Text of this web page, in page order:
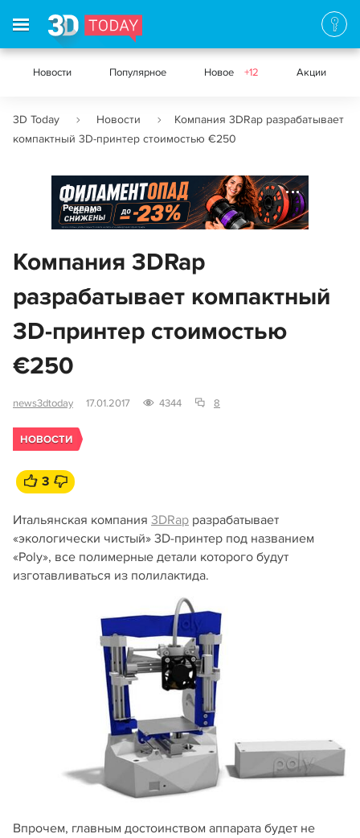
Новости Популярное Новое +12 Акции
3D Today Новости
Компания 3DRap разрабатывает
компактный 3D-принтер стоимостью €250
Реклама
Компания 3DRap
разрабатывает компактный
3D-принтер стоимостью
€250
news3dtoday 17.01.2017 4344 8
НОВОСТИ
3
Итальянская компания 3DRap разрабатывает
«экологически чистый» 3D-принтер под названием
«Poly», все полимерные детали которого будут
изготавливаться из полилактида.
Впрочем, главным достоинством аппарата будет не